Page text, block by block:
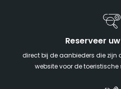
Reserveer
direct bij de aanbieders die zijn
website voor de toeristische